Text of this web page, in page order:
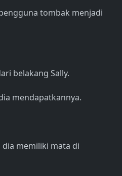
tombak menjadi
belakang Sally.
mendapatkannya.
dia memiliki mata di